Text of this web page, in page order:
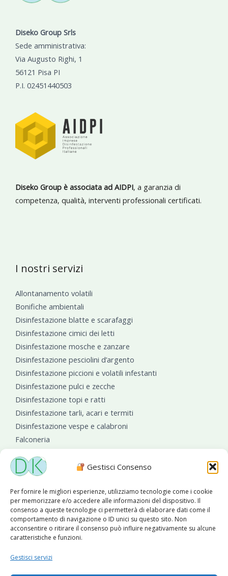
Gestisci Consenso
Per fornire le migliori esperienze, utilizziamo tecnologie come i cookie
per memorizzare e/o accedere alle informazioni del dispositivo. Il
consenso a queste tecnologie ci permetterà di elaborare dati come il
comportamento di navigazione o ID unici su questo sito. Non
acconsentire o ritirare il consenso può influire negativamente su alcune
caratteristiche e funzioni.
Gestisci servizi
Diseko Group Srls
Sede amministrativa:
Via Augusto Righi, 1
56121 Pisa PI
P.I. 02451440503
Diseko Group è associata ad AIDPI, a garanzia di
competenza, qualità, interventi professionali certificati.
I nostri servizi
Allontanamento volatili
Bonifiche ambientali
Disinfestazione blatte e scarafaggi
Disinfestazione cimici dei letti
Disinfestazione mosche e zanzare
Disinfestazione pesciolini d’argento
Disinfestazione piccioni e volatili infestanti
Disinfestazione pulci e zecche
Disinfestazione topi e ratti
Disinfestazione tarli, acari e termiti
Disinfestazione vespe e calabroni
Falconeria
Sanificazioni ambientali